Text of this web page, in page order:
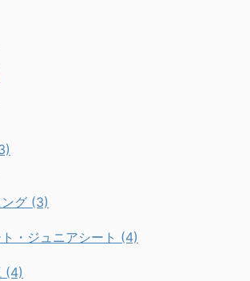
ング (3)
・ジュニアシート (4)
(4)